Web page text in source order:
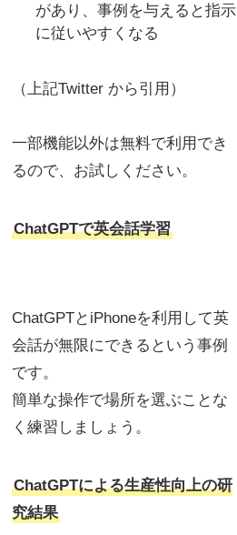
があり、事例を与えると指示
に従いやすくなる
（上記Twitter から引用）
一部機能以外は無料で利用でき
るので、お試しください。
ChatGPTで英会話学習
ChatGPTとiPhoneを利用して英
会話が無限にできるという事例
です。
簡単な操作で場所を選ぶことな
く練習しましょう。
ChatGPTによる生産性向上の研
究結果